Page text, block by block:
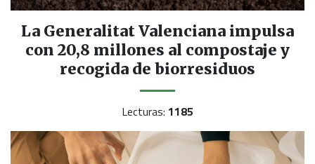
La Generalitat Valenciana impulsa
con 20,8 millones al compostaje y
recogida de biorresiduos
Lecturas: 1185